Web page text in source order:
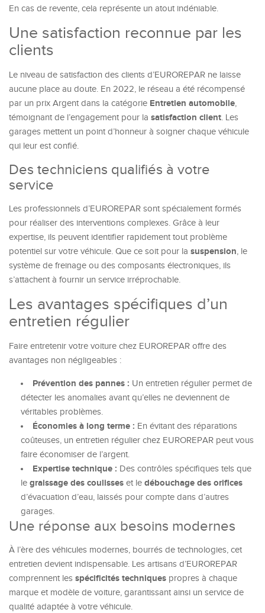
En cas de revente, cela représente un atout indéniable.
Une satisfaction reconnue par les
clients
Le niveau de satisfaction des clients d’EUROREPAR ne laisse
aucune place au doute. En 2022, le réseau a été récompensé
par un prix Argent dans la catégorie Entretien automobile,
témoignant de l’engagement pour la satisfaction client. Les
garages mettent un point d’honneur à soigner chaque véhicule
qui leur est confié.
Des techniciens qualifiés à votre
service
Les professionnels d’EUROREPAR sont spécialement formés
pour réaliser des interventions complexes. Grâce à leur
expertise, ils peuvent identifier rapidement tout problème
potentiel sur votre véhicule. Que ce soit pour la suspension, le
système de freinage ou des composants électroniques, ils
s’attachent à fournir un service irréprochable.
Les avantages spécifiques d’un
entretien régulier
Faire entretenir votre voiture chez EUROREPAR offre des
avantages non négligeables :
Prévention des pannes : Un entretien régulier permet de
détecter les anomalies avant qu’elles ne deviennent de
véritables problèmes.
Économies à long terme : En évitant des réparations
coûteuses, un entretien régulier chez EUROREPAR peut vous
faire économiser de l’argent.
Expertise technique : Des contrôles spécifiques tels que
le graissage des coulisses et le débouchage des orifices
d’évacuation d’eau, laissés pour compte dans d’autres
garages.
Une réponse aux besoins modernes
À l’ère des véhicules modernes, bourrés de technologies, cet
entretien devient indispensable. Les artisans d’EUROREPAR
comprennent les spécificités techniques propres à chaque
marque et modèle de voiture, garantissant ainsi un service de
qualité adaptée à votre véhicule.